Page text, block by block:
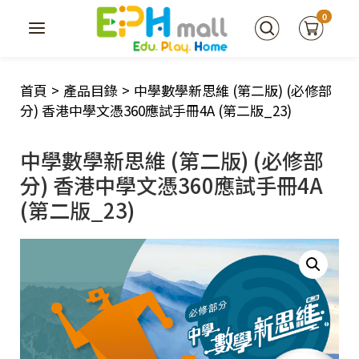
0
首頁 > 產品目錄 > 中學數學新思維 (第二版) (必修部
分) 香港中學文憑360應試手冊4A (第二版_23)
中學數學新思維 (第二版) (必修部
分) 香港中學文憑360應試手冊4A
(第二版_23)